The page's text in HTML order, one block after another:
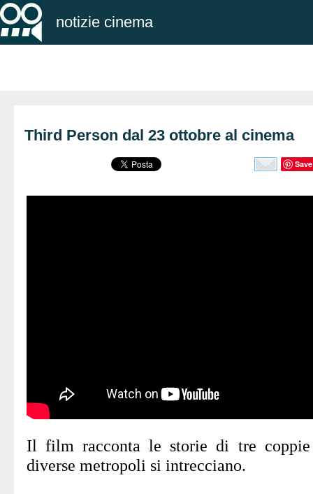
notizie cinema
Third Person dal 23 ottobre al cinema
Save
Il film racconta le storie di tre
diverse metropoli si intrecciano.